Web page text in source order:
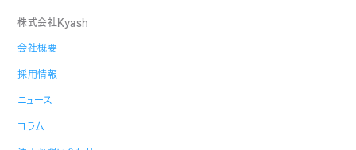
株式会社Kyash
会社概要
採用情報
ニュース
コラム